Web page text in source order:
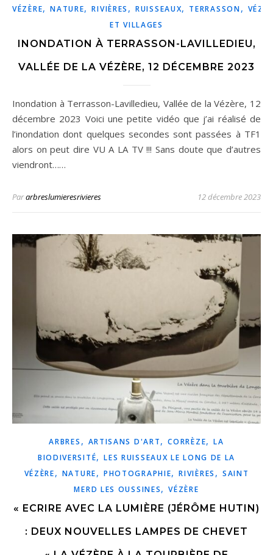
VÉZÈRE,NATURE,RIVIÈRES ,RUISSEAUX, TERRASSON,
ET VILLAGES
INONDATION À TERRASSON-LAVILLEDIEU,
VALLÉE DE LA VÉZÈRE, 12 DÉCEMBRE 2023
Inondation à Terrasson-Lavilledieu, Vallée de la Vézère, 12
décembre 2023 Voici une petite vidéo que j’ai réalisé de
l’inondation dont quelques secondes sont passées à TF1
alors on peut dire VU A LA TV !!! Sans doute que d’autres
viendront……
Pararbreslumieresrivieres 12 décembre 2023
ARBRES , ARTISANS D'ART,CORRÈZE,LA
BIODIVERSITÉ,LES RUISSEAUX LE LONG DE LA
VÉZÈRE, NATURE, PHOTOGRAPHIE,RIVIÈRES , SAINT
MERD LES OUSSINES,VÉZÈRE
« ECRIRE AVEC LA LUMIÈRE (JÉRÔME HUTIN)
: DEUX NOUVELLES LAMPES DE CHEVET